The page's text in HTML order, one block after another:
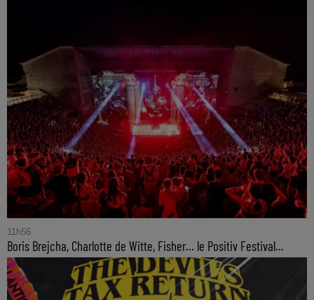
11h56
Boris Brejcha, Charlotte de Witte, Fisher… le Positiv Festival...